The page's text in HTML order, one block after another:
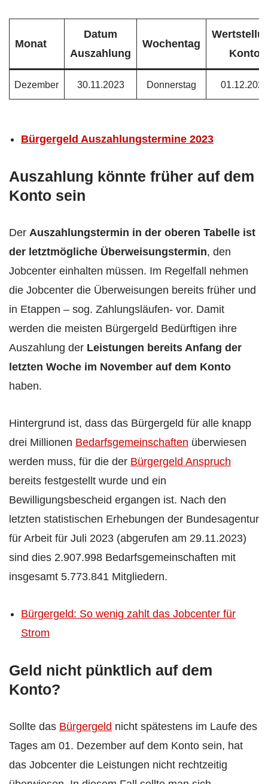
Monat
Datum
Auszahlung
Wochentag
Konto
Dezember 30.11.2023 Donnerstag 01.12.2023
Bürgergeld Auszahlungstermine 2023
Auszahlung könnte früher auf dem
Konto sein
Der Auszahlungstermin in der oberen Tabelle ist
der letztmögliche Überweisungstermin, den
Jobcenter einhalten müssen. Im Regelfall nehmen
die Jobcenter die Überweisungen bereits früher und
in Etappen – sog. Zahlungsläufen- vor. Damit
werden die meisten Bürgergeld Bedürftigen ihre
Auszahlung der Leistungen bereits Anfang der
letzten Woche im November auf dem Konto
haben.
Hintergrund ist, dass das Bürgergeld für alle knapp
drei Millionen Bedarfsgemeinschaften überwiesen
werden muss, für die der Bürgergeld Anspruch
bereits festgestellt wurde und ein
Bewilligungsbescheid ergangen ist. Nach den
letzten statistischen Erhebungen der Bundesagentur
für Arbeit für Juli 2023 (abgerufen am 29.11.2023)
sind dies 2.907.998 Bedarfsgemeinschaften mit
insgesamt 5.773.841 Mitgliedern.
Bürgergeld: So wenig zahlt das Jobcenter für
Strom
Geld nicht pünktlich auf dem
Konto?
Sollte das Bürgergeld nicht spätestens im Laufe des
Tages am 01. Dezember auf dem Konto sein, hat
das Jobcenter die Leistungen nicht rechtzeitig